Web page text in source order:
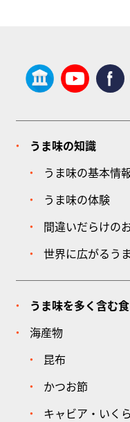
うま味の知識
うま味の基本情
うま味の体験
間違いだらけの
世界に広がるう
うま味を多く含む
海産物
昆布
かつお節
キャビア・いくら